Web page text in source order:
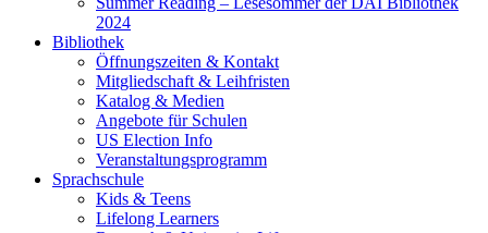
2024
Bibliothek
Öffnungszeiten & Kontakt
Mitgliedschaft & Leihfristen
Katalog & Medien
Angebote für Schulen
US Election Info
Veranstaltungsprogramm
Sprachschule
Kids & Teens
Lifelong Learners